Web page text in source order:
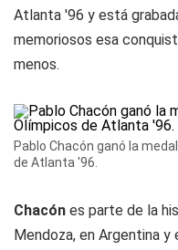
Atlanta '96 y está
memoriosos esa
menos.
Pablo Chacón ganó la
de Atlanta '96.
Chacón es parte de la
Mendoza, en Argentina